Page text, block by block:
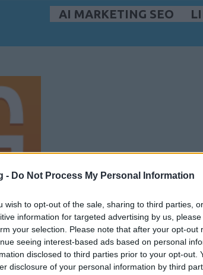
- Do Not Process My Personal Information
wish to opt-out of the sale, sharing to third parties,
information for targeted advertising by us,
your selection. Please note that after your opt-out
seeing interest-based ads based on personal
disclosed to third parties prior to your opt-out.
disclosure of your personal information by third
AI MARKETING SEO